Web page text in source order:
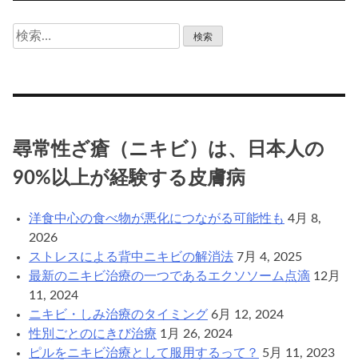
検
索:
尋常性ざ瘡（ニキビ）は、日本人の
90%以上が経験する皮膚病
洋食中心の食べ物が悪化につながる可能性も 4月 8,
2026
ストレスによる背中ニキビの解消法 7月 4, 2025
最新のニキビ治療の一つであるエクソソーム点滴 12月
11, 2024
ニキビ・しみ治療のタイミング 6月 12, 2024
性別ごとのにきび治療 1月 26, 2024
ピルをニキビ治療として服用するって？ 5月 11, 2023